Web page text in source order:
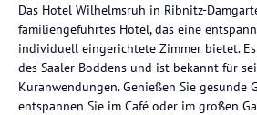
Das Hotel Wilhelmsruh in Ribnitz-
familiengeführtes Hotel, das eine
individuell eingerichtete Zimmer bietet.
des Saaler Boddens und ist bekannt für
Kuranwendungen. Genießen Sie gesunde
entspannen Sie im Café oder im großen